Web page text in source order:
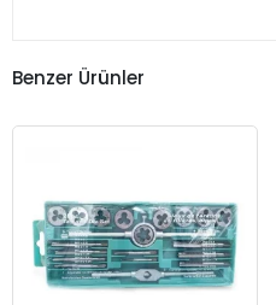
Benzer Ürünler